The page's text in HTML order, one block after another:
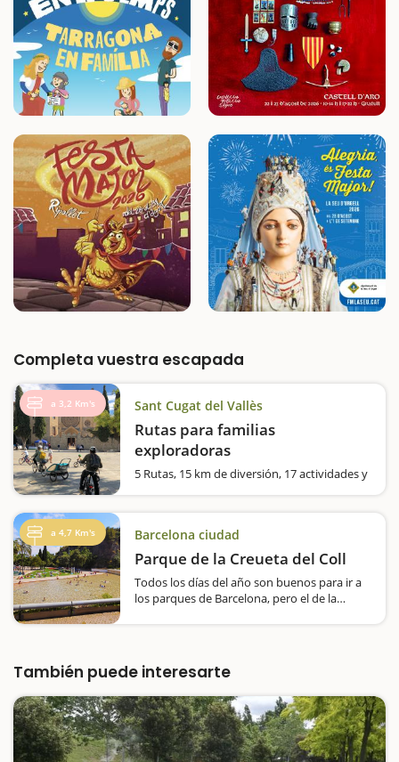
Completa vuestra escapada
a 3,2 Km's Sant Cugat del Vallès
Rutas para familias
exploradoras
5 Rutas, 15 km de diversión, 17 actividades y
conoceréis lugares emblemáticos, edificios
modernistas,…
a 4,7 Km's Barcelona ciudad
Parque de la Creueta del Coll
Todos los días del año son buenos para ir a
los parques de Barcelona, pero el de la
una enorme piscina pública…
También puede interesarte